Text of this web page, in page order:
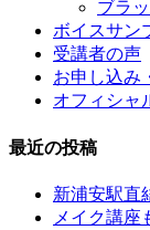
ブラ
ボイスサン
受講者の声
お申し込み
オフィシャ
最近の投稿
新浦安駅直
メイク講座